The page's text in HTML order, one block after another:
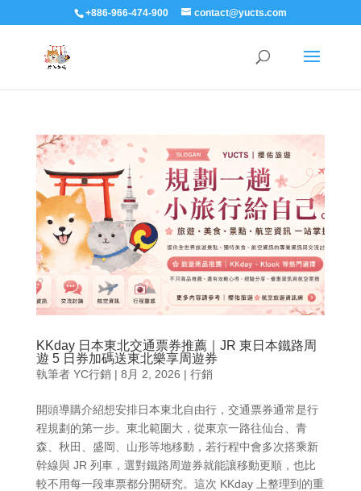
+886-966-474-900 contact@yucts.com
KKday 日本東北交通票券推薦｜JR 東日本鐵路周
遊 5 日券加碼送東北樂享周遊券
執筆者 YC行銷| 8月 2, 2026 | 行銷
開頭導購介紹想安排日本東北自由行，交通票券通常是行
程規劃的第一步。東北範圍大，從東京一路往仙台、青
森、秋田、盛岡、山形等地移動，若行程中會多次搭乘新
幹線與 JR 列車，選對鐵路周遊券就能讓移動更順，也比
較不用每一段車票都分開研究。這次 KKday 上整理到的重